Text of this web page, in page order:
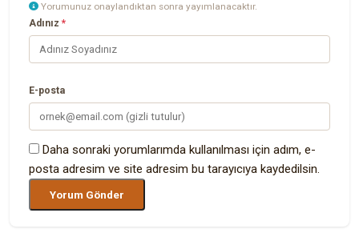
Yorumunuz onaylandıktan sonra yayımlanacaktır.
Adınız*
E-posta
Daha sonraki yorumlarımda kullanılması için adım, e-
posta adresim ve site adresim bu tarayıcıya kaydedilsin.